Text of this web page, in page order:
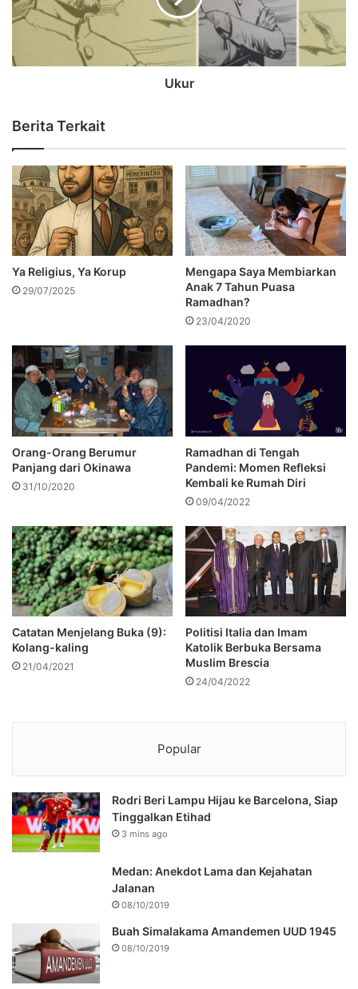
Ukur
Berita Terkait
Ya Religius, Ya Korup
29/07/2025
Mengapa Saya Membiarkan
Anak 7 Tahun Puasa
Ramadhan?
23/04/2020
Orang-Orang Berumur
Panjang dari Okinawa
31/10/2020
Ramadhan di Tengah
Pandemi: Momen Refleksi
Kembali ke Rumah Diri
09/04/2022
Catatan Menjelang Buka (9):
Kolang-kaling
21/04/2021
Politisi Italia dan Imam
Katolik Berbuka Bersama
Muslim Brescia
24/04/2022
Popular
Rodri Beri Lampu Hijau ke Barcelona, Siap
Tinggalkan Etihad
3 mins ago
Medan: Anekdot Lama dan Kejahatan
Jalanan
08/10/2019
Buah Simalakama Amandemen UUD 1945
08/10/2019